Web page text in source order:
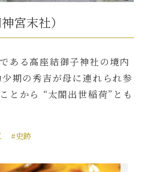
宮末社）
ある高座結御子神社の境内
期の秀吉が母に連れられ参
とから “太閤出世稲荷”とも
#史跡